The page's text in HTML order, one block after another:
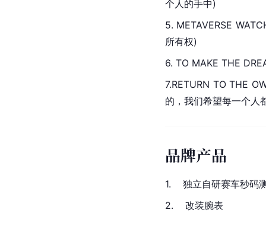
个人的手中)
5. METAVERSE
所有权)
6. TO MAKE THE
7.RETURN TO THE
的，我们希望每一个人
品牌产品
1.    独立自研赛车秒码
2.    改装腕表